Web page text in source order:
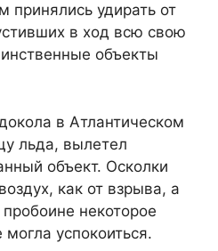
принялись удирать от
в ход всю свою
объекты
в Атлантическом
льда, вылетел
объект. Осколки
как от взрыва, а
некоторое
успокоиться.